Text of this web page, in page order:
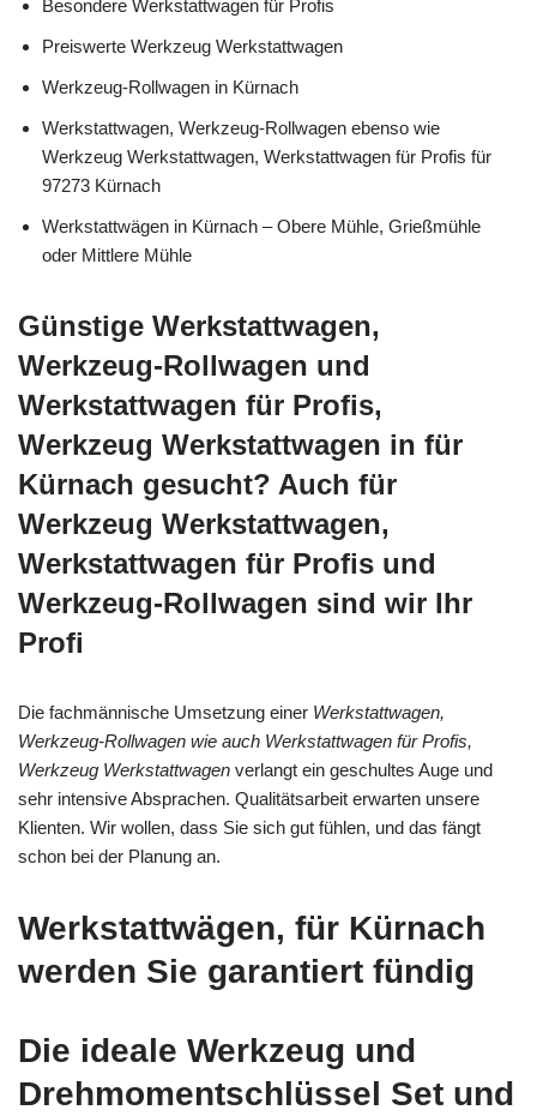
Besondere Werkstattwagen für Profis
Preiswerte Werkzeug Werkstattwagen
Werkzeug-Rollwagen in Kürnach
Werkstattwagen, Werkzeug-Rollwagen ebenso wie
Werkzeug Werkstattwagen, Werkstattwagen für Profis für
97273 Kürnach
Werkstattwägen in Kürnach – Obere Mühle, Grießmühle
oder Mittlere Mühle
Günstige Werkstattwagen,
Werkzeug-Rollwagen und
Werkstattwagen für Profis,
Werkzeug Werkstattwagen in für
Kürnach gesucht? Auch für
Werkzeug Werkstattwagen,
Werkstattwagen für Profis und
Werkzeug-Rollwagen sind wir Ihr
Profi
Die fachmännische Umsetzung einer Werkstattwagen,
Werkzeug-Rollwagen wie auch Werkstattwagen für Profis,
Werkzeug Werkstattwagen verlangt ein geschultes Auge und
sehr intensive Absprachen. Qualitätsarbeit erwarten unsere
Klienten. Wir wollen, dass Sie sich gut fühlen, und das fängt
schon bei der Planung an.
Werkstattwägen, für Kürnach
werden Sie garantiert fündig
Die ideale Werkzeug und
Drehmomentschlüssel Set und